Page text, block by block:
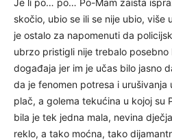
Je li po… po… Po-Mam zaista
skočio, ubio se ili se nije ubio, više
je ostalo za napomenuti da
ubrzo pristigli nije trebalo
događaja jer im je učas bilo jasno
da je fenomen potresa i
plač, a golema tekućina u kojoj su
bila je tek jedna mala, nevina
reklo, a tako moćna, tako